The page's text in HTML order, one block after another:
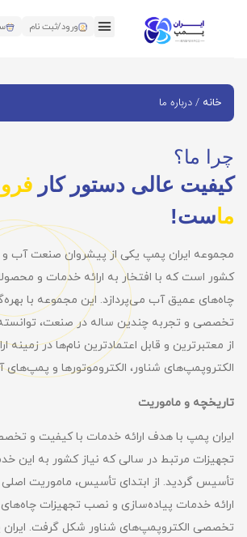
ورود/ثبت نام
خانه / درباره ما
چرا ما؟
کیفیت عالی دستور کار
ماست!
مجموعه ایران پمپ یکی از پیشروان صنعت آب و
کشور است که با افتخار به ارائه خدمات و
چاه‌های عمیق آب می‌پردازد. این مجموعه با
تخصصی و تجربه چندین ساله در صنعت،
از معتبرترین و قابل اعتمادترین نام‌ها در زمینه
الکتروپمپ‌های شناور، الکتروموتورها و
تاریخچه و ماموریت
ایران پمپ با هدف ارائه خدمات با کیفیت و
تجهیزات مرتبط در سالی که نیاز کشور به این
تأسیس گردید. از ابتدای تأسیس، ماموریت اصلی
ارائه خدمات پیاده‌سازی و نصب تجهیزات
تخصصی الکتروپمپ‌های شناور شکل گرفت.